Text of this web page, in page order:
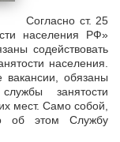
Согласно ст. 25
населения РФ»
содействовать
населения.
вакансии, обязаны
занятости
мест. Само собой,
об этом Службу